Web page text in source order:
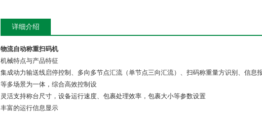
详细介绍
物流自动称重扫码机
机械特点与产品特征
集成动力输送线启停控制、多向多节点汇流（单节点三向汇流）、扫码称重量方识别、信息
等多场景为一体，综合高效控制设
灵活支持称台尺寸，设备运行速度、包裹处理效率，包裹大小等参数设置
丰富的运行信息显示